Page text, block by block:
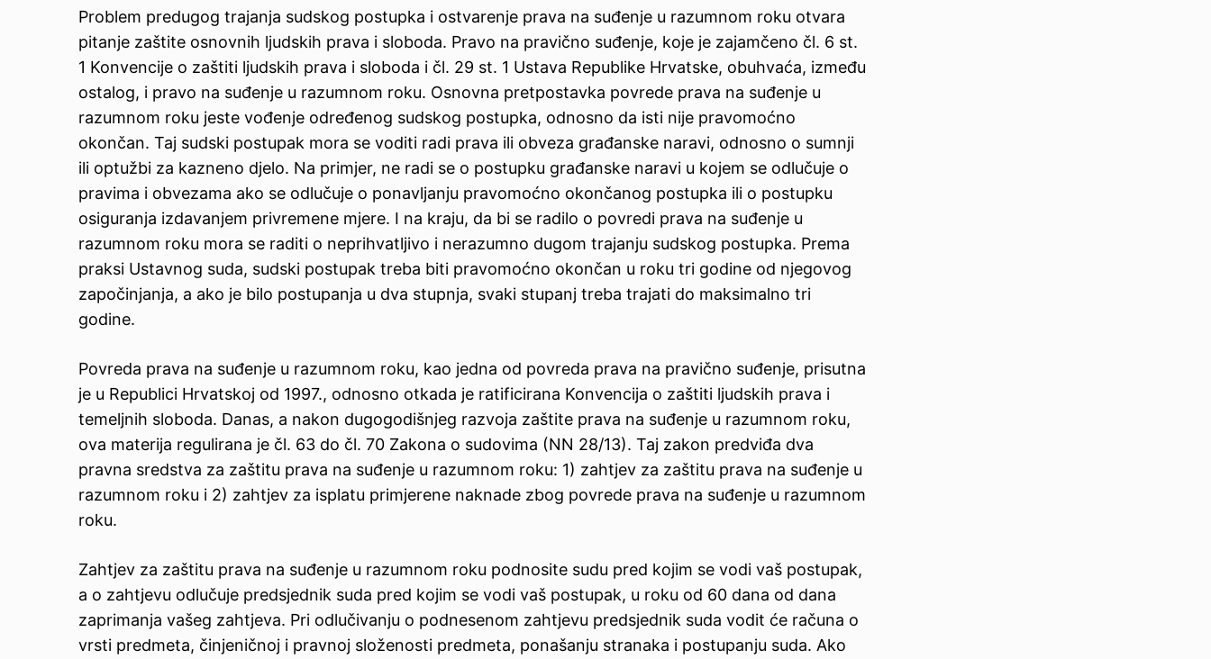
Problem predugog trajanja sudskog postupka i ostvarenje prava na suđenje u razumnom roku otvara
pitanje zaštite osnovnih ljudskih prava i sloboda. Pravo na pravično suđenje, koje je zajamčeno čl. 6 st.
1 Konvencije o zaštiti ljudskih prava i sloboda i čl. 29 st. 1 Ustava Republike Hrvatske, obuhvaća, između
ostalog, i pravo na suđenje u razumnom roku. Osnovna pretpostavka povrede prava na suđenje u
razumnom roku jeste vođenje određenog sudskog postupka, odnosno da isti nije pravomoćno
okončan. Taj sudski postupak mora se voditi radi prava ili obveza građanske naravi, odnosno o sumnji
ili optužbi za kazneno djelo. Na primjer, ne radi se o postupku građanske naravi u kojem se odlučuje o
pravima i obvezama ako se odlučuje o ponavljanju pravomoćno okončanog postupka ili o postupku
osiguranja izdavanjem privremene mjere. I na kraju, da bi se radilo o povredi prava na suđenje u
razumnom roku mora se raditi o neprihvatljivo i nerazumno dugom trajanju sudskog postupka. Prema
praksi Ustavnog suda, sudski postupak treba biti pravomoćno okončan u roku tri godine od njegovog
započinjanja, a ako je bilo postupanja u dva stupnja, svaki stupanj treba trajati do maksimalno tri
godine.
Povreda prava na suđenje u razumnom roku, kao jedna od povreda prava na pravično suđenje, prisutna
je u Republici Hrvatskoj od 1997., odnosno otkada je ratificirana Konvencija o zaštiti ljudskih prava i
temeljnih sloboda. Danas, a nakon dugogodišnjeg razvoja zaštite prava na suđenje u razumnom roku,
ova materija regulirana je čl. 63 do čl. 70 Zakona o sudovima (NN 28/13). Taj zakon predviđa dva
pravna sredstva za zaštitu prava na suđenje u razumnom roku: 1) zahtjev za zaštitu prava na suđenje u
razumnom roku i 2) zahtjev za isplatu primjerene naknade zbog povrede prava na suđenje u razumnom
roku.
Zahtjev za zaštitu prava na suđenje u razumnom roku podnosite sudu pred kojim se vodi vaš postupak,
a o zahtjevu odlučuje predsjednik suda pred kojim se vodi vaš postupak, u roku od 60 dana od dana
zaprimanja vašeg zahtjeva. Pri odlučivanju o podnesenom zahtjevu predsjednik suda vodit će računa o
vrsti predmeta, činjeničnoj i pravnoj složenosti predmeta, ponašanju stranaka i postupanju suda. Ako